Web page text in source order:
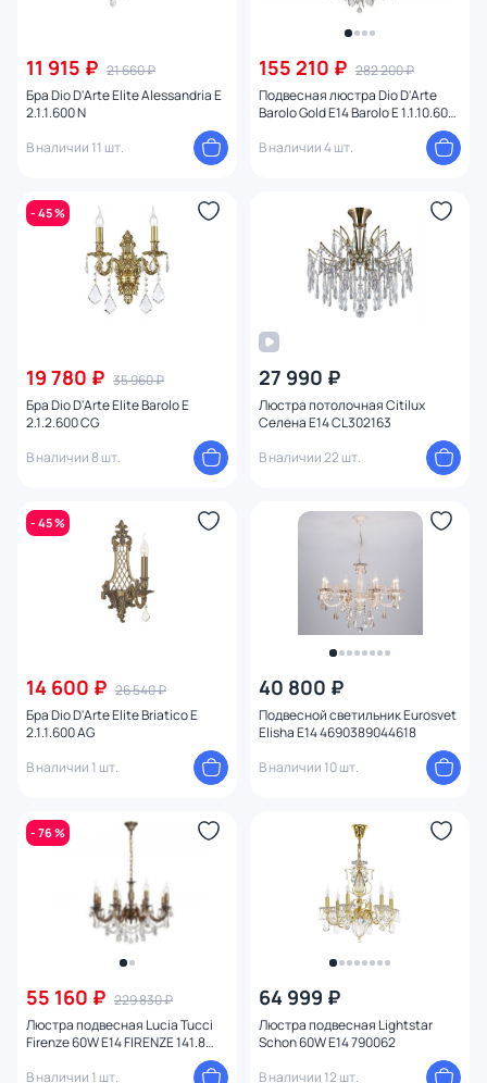
11 915 ₽ 21 660 ₽
Бра Dio D'Arte Elite Alessandria E
2.1.1.600 N
В наличии 11 шт.
155 210 ₽ 282 200 ₽
Подвесная люстра Dio D'Arte
Barolo Gold E14 Barolo E 1.1.10.600
В наличии 4 шт.
- 45 %
19 780 ₽ 35 960 ₽
Бра Dio D'Arte Elite Barolo E
2.1.2.600 CG
В наличии 8 шт.
27 990 ₽
Люстра потолочная Citilux
Селена E14 CL302163
В наличии 22 шт.
- 45 %
14 600 ₽ 26 540 ₽
Бра Dio D'Arte Elite Briatico E
2.1.1.600 AG
В наличии 1 шт.
40 800 ₽
Подвесной светильник Eurosvet
Elisha E14 4690389044618
В наличии 10 шт.
- 76 %
55 160 ₽ 229 830 ₽
Люстра подвесная Lucia Tucci
Firenze 60W E14 FIRENZE 141.8
В наличии 1 шт.
64 999 ₽
Люстра подвесная Lightstar
Schon 60W E14 790062
В наличии 12 шт.